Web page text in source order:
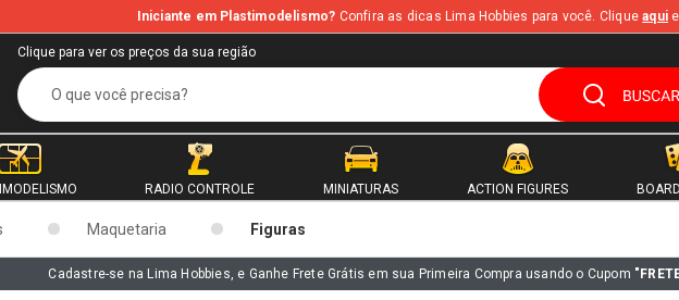
Iniciante em Plastimodelismo? Confira as dicas Lima Hobbies para você. Cliqueaqui
Clique para ver os preços da sua região
RADIO CONTROLE MINIATURAS ACTION FIGURES
Maquetaria Figuras
Cadastre-se na Lima Hobbies, e Ganhe Frete Grátis em sua Primeira Compra usando o Cupom